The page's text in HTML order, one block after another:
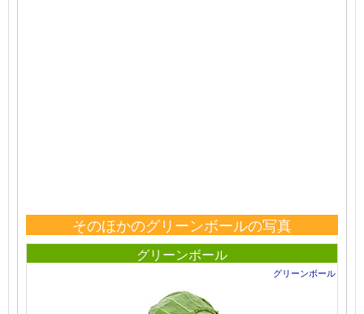
そのほかのグリーンボールの写真
グリーンボール
グリーンボール